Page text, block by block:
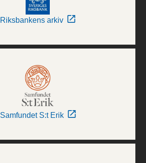
Riksbankens arkiv
Samfundet S:t Erik